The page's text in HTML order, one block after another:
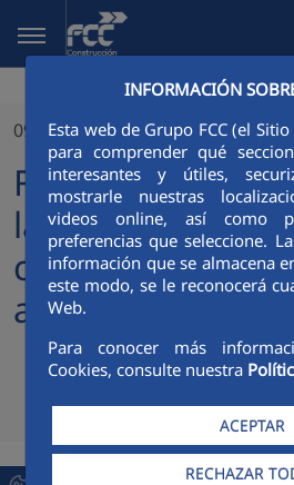
Salta al contingut principal
INFORMACIÓN
Esta web de Grupo FCC (el
para comprender qué
interesantes y útiles,
mostrarle nuestras
videos online, así como
preferencias que seleccione.
información que se almacena
este modo, se le reconocerá
Web.
Para conocer más
Cookies, consulte nuestra
ACEPTAR
RECHAZAR
09/05/2025
FCC Industrial
la construcción
centro comercial
autosostenible